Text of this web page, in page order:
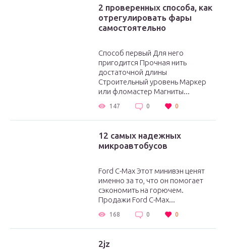
2 проверенных способа, как
отрегулировать фары
самостоятельно
Способ первый Для него
пригодится Прочная нить
достаточной длины
Строительный уровень Маркер
или фломастер Магниты...
147 0 0
12 самых надежных
микроавтобусов
Ford C-Max Этот минивэн ценят
именно за то, что он помогает
сэкономить на горючем.
Продажи Ford C-Max...
168 0 0
2jz